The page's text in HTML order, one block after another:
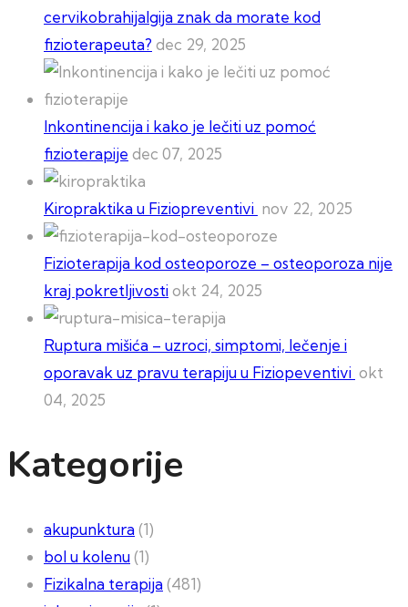
cervikobrahijalgija znak da morate kod
fizioterapeuta? dec 29, 2025
Inkontinencija i kako je lečiti uz pomoć
fizioterapije dec 07, 2025
Kiropraktika u Fiziopreventivi nov 22, 2025
Fizioterapija kod osteoporoze – osteoporoza nije
kraj pokretljivostiokt 24, 2025
Ruptura mišića – uzroci, simptomi, lečenje i
oporavak uz pravu terapiju u Fiziopeventivi okt
04, 2025
Kategorije
akupunktura(1)
bol u kolenu(1)
Fizikalna terapija(481)